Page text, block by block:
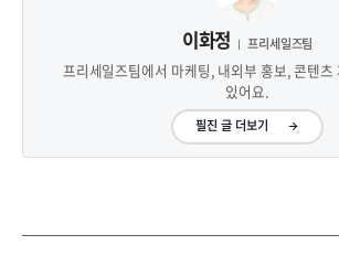
이화정 프리세일즈팀
프리세일즈팀에서 마케팅, 내외부 홍보, 콘텐츠
있어요.
필진 글 더보기